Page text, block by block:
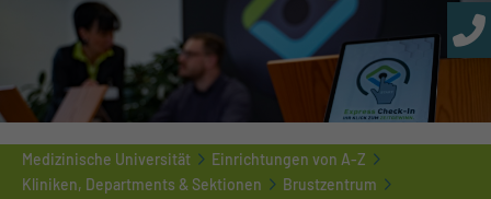
Medizinische Universität
Einrichtungen von A-Z
Kliniken, Departments & Sektionen
Brustzentrum